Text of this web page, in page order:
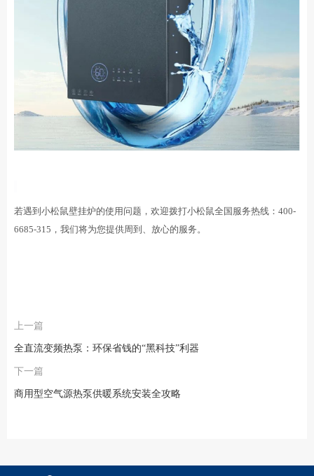
若遇到小松鼠壁挂炉的使用问题，欢迎拨打小松鼠全国服务热线：400-
6685-315，我们将为您提供周到、放心的服务。
上一篇
全直流变频热泵：环保省钱的“黑科技”利器
下一篇
商用型空气源热泵供暖系统安装全攻略